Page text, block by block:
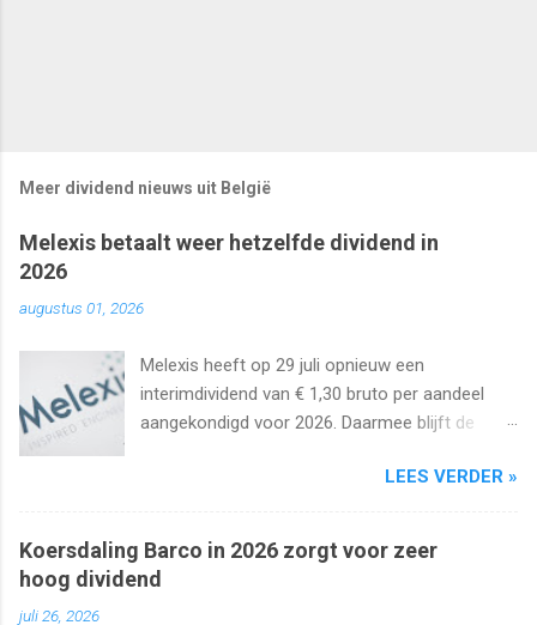
Meer dividend nieuws uit België
Melexis betaalt weer hetzelfde dividend in
2026
augustus 01, 2026
Melexis heeft op 29 juli opnieuw een
interimdividend van € 1,30 bruto per aandeel
aangekondigd voor 2026. Daarmee blijft de
LEES VERDER »
Koersdaling Barco in 2026 zorgt voor zeer
hoog dividend
juli 26, 2026